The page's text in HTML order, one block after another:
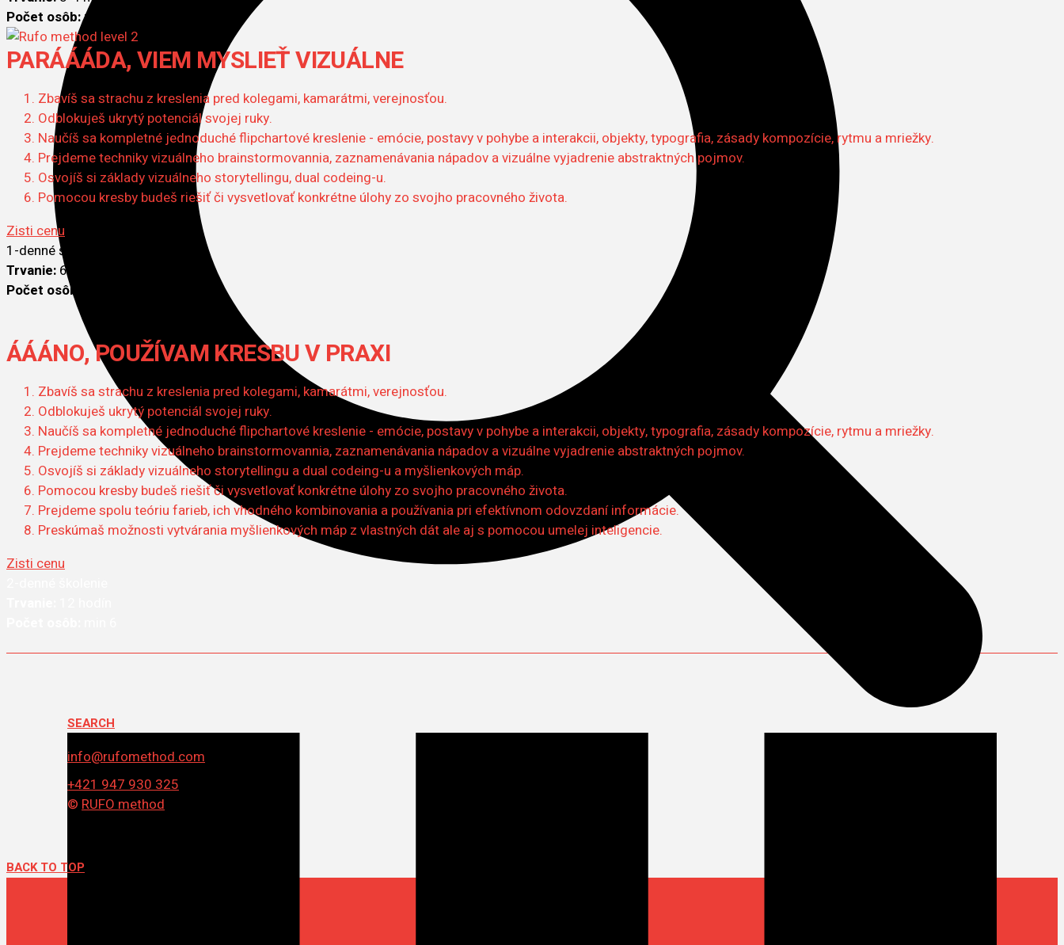
SEARCH
Počet osôb:min 8
PARÁÁÁDA, VIEM MYSLIEŤ VIZUÁLNE
Zbavíš sa strachu z kreslenia pred kolegami, kamarátmi, verejnosťou.
Odblokuješ ukrytý potenciál svojej ruky.
Naučíš sa kompletné jednoduché flipchartové kreslenie - emócie, postavy v pohybe a interakcii, objekty, typografia, zásady kompozície, rytmu a mriežky.
Prejdeme techniky vizuálneho brainstormovannia, zaznamenávania nápadov a vizuálne vyjadrenie abstraktných pojmov.
Osvojíš si základy vizuálneho storytellingu, dual codeing-u.
Pomocou kresby budeš riešiť či vysvetlovať konkrétne úlohy zo svojho pracovného života.
Zisti cenu
1-denné školenie
Trvanie: 6 hodín
Počet osôb:
ÁÁÁNO, POUŽÍVAM KRESBU V PRAXI
Zbavíš sa strachu z kreslenia pred kolegami, kamarátmi, verejnosťou.
Odblokuješ ukrytý potenciál svojej ruky.
Naučíš sa kompletné jednoduché flipchartové kreslenie - emócie, postavy v pohybe a interakcii, objekty, typografia, zásady kompozície, rytmu a mriežky.
Prejdeme techniky vizuálneho brainstormovannia, zaznamenávania nápadov a vizuálne vyjadrenie abstraktných pojmov.
Osvojíš si základy vizuálneho storytellingu a dual codeing-u a myšlienkových máp.
Pomocou kresby budeš riešiť či vysvetlovať konkrétne úlohy zo svojho pracovného života.
Prejdeme spolu teóriu farieb, ich vhodného kombinovania a používania pri efektívnom odovzdaní informácie.
Preskúmaš možnosti vytvárania myšlienkových máp z vlastných dát ale aj s pomocou umelej inteligencie.
Zisti cenu
info@rufomethod.com
+421 947 930 325
© RUFO method
BACK TO TOP